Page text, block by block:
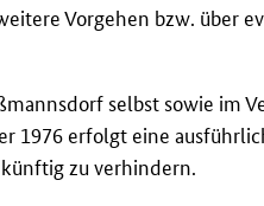
Vorgehen bzw. über
selbst sowie im
1976 erfolgt eine
zu verhindern.